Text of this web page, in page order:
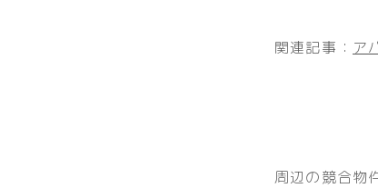
関連記事： ア
周辺の競合物